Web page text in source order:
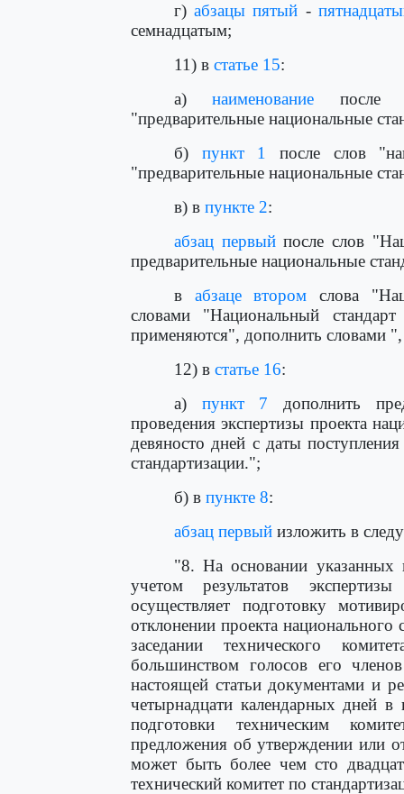
г)абзацы пятый -
семнадцатым;
11) в статье 15:
а)наименование после
"предварительные национальные
б) пункт 1
после слов
"предварительные национальные
в) в пункте 2:
абзац первыйпосле слов
предварительные национальные
в абзаце втором слова
словами "Национальный
применяются", дополнить словами
12) в статье 16:
а) пункт 7 дополнить
проведения экспертизы проекта
девяносто дней с даты
стандартизации.";
б) в пункте 8:
абзац первый изложить в
"8. На основании указанных
учетом результатов
осуществляет подготовку
отклонении проекта
заседании технического
большинством голосов его
настоящей статьи документами и
четырнадцати календарных дней
подготовки техническим
предложения об утверждении или
может быть более чем сто
технический комитет по